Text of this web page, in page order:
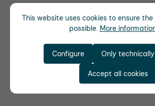
This website uses cookies to ensure
possible. More
Only
Configure
Accept all cookies